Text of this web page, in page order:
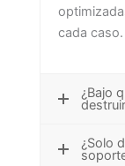
cada caso.
¿Bajo
¿Solo